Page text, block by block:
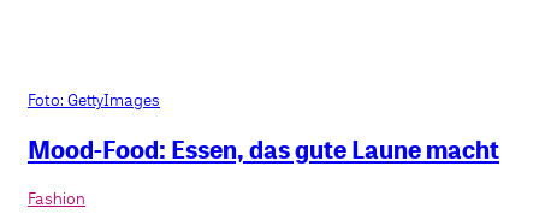
Foto: GettyImages
Mood-Food: Essen, das gute Laune macht
Fashion